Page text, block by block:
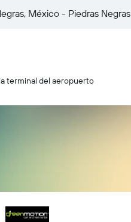
la terminal del aeropuerto